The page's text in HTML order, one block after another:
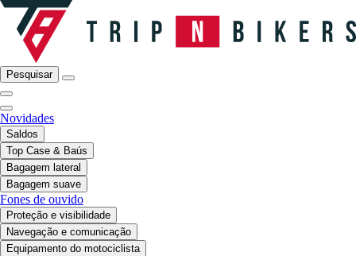
Pesquisar
Novidades
Saldos
Top Case & Baús
Bagagem lateral
Bagagem suave
Fones de ouvido
Proteção e visibilidade
Navegação e comunicação
Equipamento do motociclista